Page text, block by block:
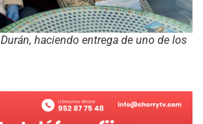
haciendo entrega de uno de los